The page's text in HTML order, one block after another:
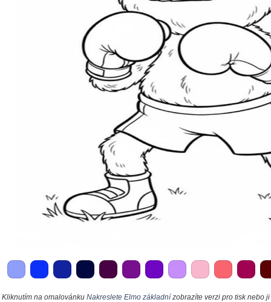
Kliknutím na omalovánku Nakreslete Elmo základnízobrazíte verzi pro tisk nebo ji